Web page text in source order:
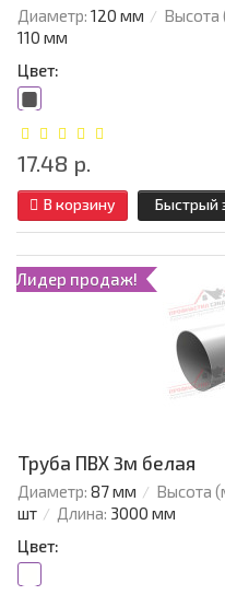
Диаметр: 120 мм
110 мм
Цвет:
17.48 р.
В корзину Быстрый
Лидер продаж!
Труба ПВХ 3м белая
Диаметр: 87 мм Высота
шт
Длина: 3000 мм
Цвет: